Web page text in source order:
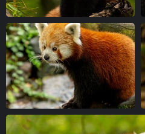
IMG 7124-1
vue 4885 fois
IMG 7139-1
vue 4462 fois